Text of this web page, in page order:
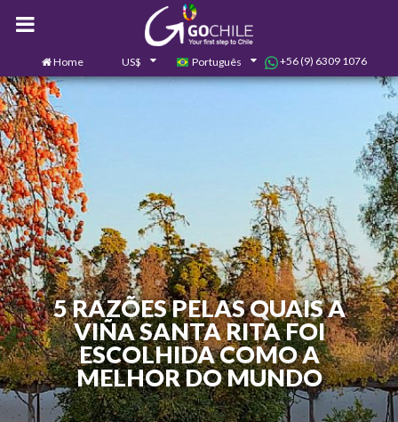
Home US$ Português +56 (9) 6309 1076
5 RAZÕES PELAS QUAIS A
VIÑA SANTA RITA FOI
ESCOLHIDA COMO A
MELHOR DO MUNDO